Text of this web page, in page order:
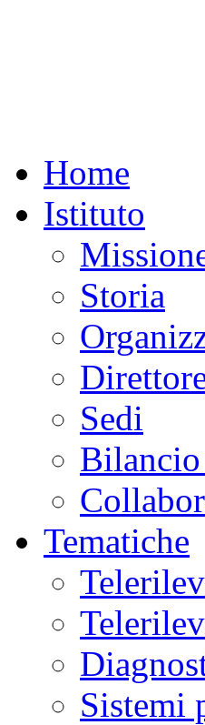
Home
Istituto
Storia
Sedi
Bilancio
Tematiche
Sistemi